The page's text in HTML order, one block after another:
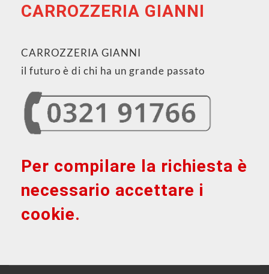
CARROZZERIA GIANNI
CARROZZERIA GIANNI
il futuro è di chi ha un grande passato
Per compilare la richiesta è
necessario accettare i
cookie.